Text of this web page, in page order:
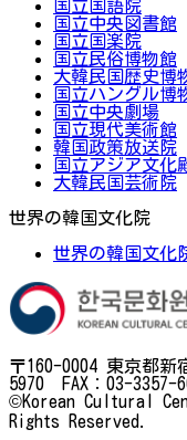
国立国語院
国立中央図書館
国立国楽院
国立民俗博物館
大韓民国歴史博
国立ハングル博
国立中央劇場
国立現代美術館
韓国政策放送院
国立アジア文化
大韓民国芸術院
世界の韓国文化院
世界の韓国文化
〒160-0004 東京都
5970 FAX：03-
©Korean Cultural
Rights Reserved.